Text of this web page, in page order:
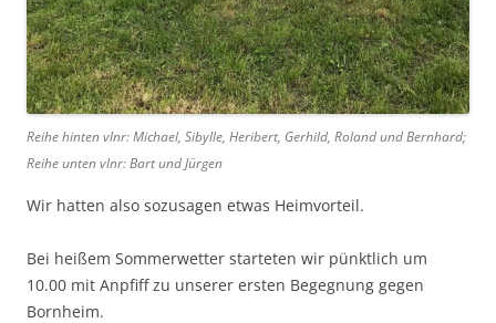
Reihe hinten vlnr: Michael, Sibylle, Heribert, Gerhild, Roland und Bernhard;
Reihe unten vlnr: Bart und Jürgen
Wir hatten also sozusagen etwas Heimvorteil.
Bei heißem Sommerwetter starteten wir pünktlich um
10.00 mit Anpfiff zu unserer ersten Begegnung gegen
Bornheim.